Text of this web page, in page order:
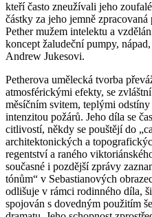
kteří často zneužívali jeho
částky za jeho jemně
Pether mužem intelektu a
koncept žaludeční pumpy,
Andrew Jukesovi.
Petherova umělecká tvorba
atmosférickými efekty, se
měsíčním svitem, teplými
intenzitou požárů. Jeho díla se
citlivostí, někdy se pouštějí do
architektonických a
regentství a raného
současné i pozdější zprávy
tónům“ v Sebastianových
odlišuje v rámci rodinného díla,
spojován s dovedným použitím